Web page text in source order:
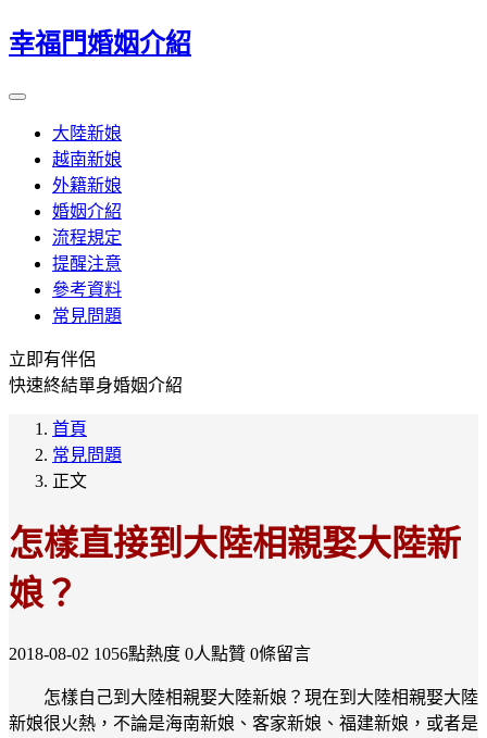
幸福門婚姻介紹
大陸新娘
越南新娘
外籍新娘
婚姻介紹
流程規定
提醒注意
參考資料
常見問題
立即有伴侶
快速終結單身婚姻介紹
首頁
常見問題
正文
怎樣直接到大陸相親娶大陸新
娘？
2018-08-02 1056點熱度 0人點贊 0條留言
怎樣自己到大陸相親娶大陸新娘？現在到大陸相親娶大陸
新娘很火熱，不論是海南新娘、客家新娘、福建新娘，或者是